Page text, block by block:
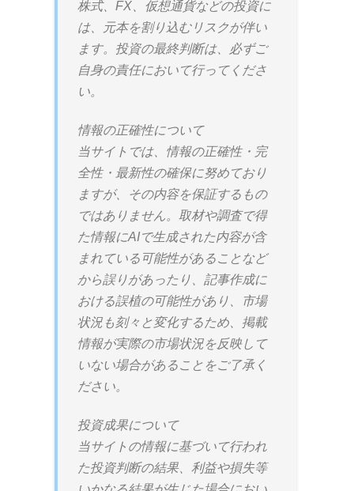
株式、FX、仮想通貨などの投資に
は、元本を割り込むリスクが伴い
ます。投資の最終判断は、必ずご
自身の責任において行ってくださ
い。
情報の正確性について
当サイトでは、情報の正確性・完
全性・最新性の確保に努めており
ますが、その内容を保証するもの
ではありません。取材や調査で得
た情報にAIで生成された内容が含
まれている可能性があることなど
から誤りがあったり、記事作成に
おける誤植の可能性があり、市場
状況も刻々と変化するため、掲載
情報が実際の市場状況を反映して
いない場合があることをご了承く
ださい。
投資成果について
当サイトの情報に基づいて行われ
た投資判断の結果、利益や損失等